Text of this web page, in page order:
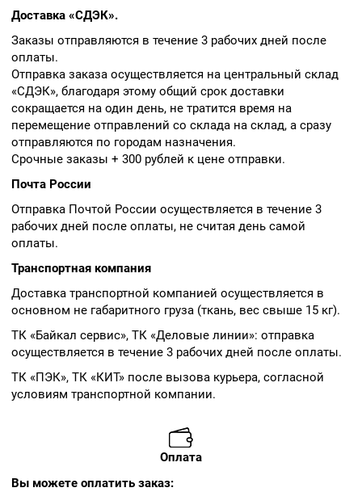
Доставка «СДЭК».
Заказы отправляются в течение 3 рабочих дней после
оплаты.
Отправка заказа осуществляется на центральный склад
«СДЭК», благодаря этому общий срок доставки
сокращается на один день, не тратится время на
перемещение отправлений со склада на склад, а сразу
отправляются по городам назначения.
Срочные заказы + 300 рублей к цене отправки.
Почта России
Отправка Почтой России осуществляется в течение 3
рабочих дней после оплаты, не считая день самой
оплаты.
Транспортная компания
Доставка транспортной компанией осуществляется в
основном не габаритного груза (ткань, вес свыше 15 кг).
ТК «Байкал сервис», ТК «Деловые линии»: отправка
осуществляется в течение 3 рабочих дней после оплаты.
ТК «ПЭК», ТК «КИТ» после вызова курьера, согласной
условиям транспортной компании.
Оплата
Вы можете оплатить заказ: